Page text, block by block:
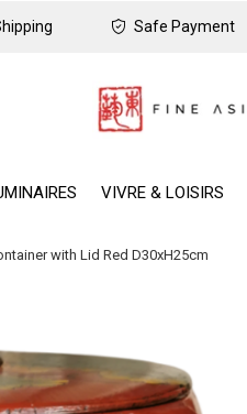
VIVRE & LOISIRS
Safe Payment
with Lid Red D30xH25cm